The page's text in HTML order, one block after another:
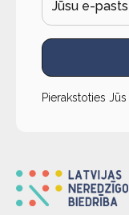
Pierakstoties